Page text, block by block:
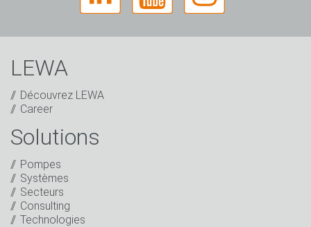
Captcha
Verification Anti-Robot
J'ai lu la déclaration de confidentialité. J'accepte le
traitement de mes données à des fins de marketing.
LEWA
Découvrez LEWA
Career
Solutions
Pompes
Systèmes
Secteurs
Consulting
Technologies